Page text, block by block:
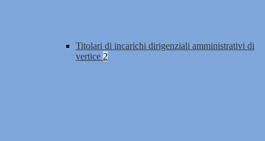
Titolari di incarichi dirigenziali amministrativi di
vertice 2